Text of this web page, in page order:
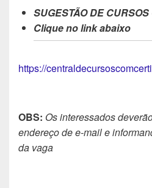
SUGESTÃO DE
Clique no link abaixo
https://
OBS: Os interessados
endereço de e-mail e
da vaga